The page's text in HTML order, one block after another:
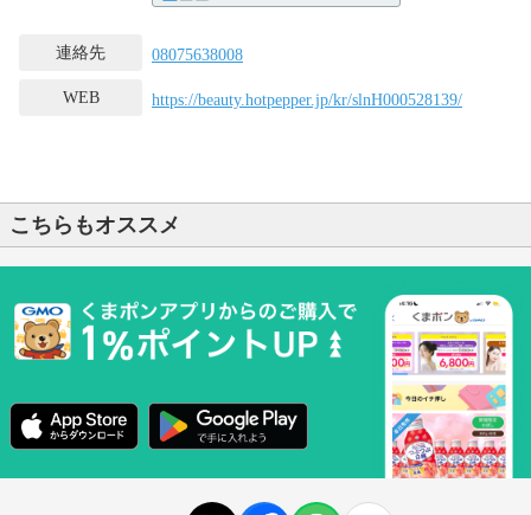
連絡先 08075638008
WEB https://beauty.hotpepper.jp/kr/slnH000528139/
こちらもオススメ